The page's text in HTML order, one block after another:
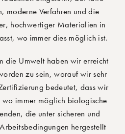
moderne Verfahren und die
hochwertiger Materialien in
wo immer dies möglich ist.
die Umwelt haben wir erreicht
zu sein, worauf wir sehr
bedeutet, dass wir
wo immer möglich biologische
die unter sicheren und
hergestellt